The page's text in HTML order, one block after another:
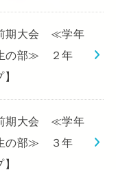
期大会 ≪学年
の部≫ ２年
期大会 ≪学年
の部≫ ３年